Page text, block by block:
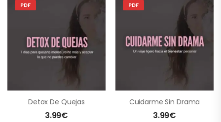
PDF
Detox De Quejas
3.99€
PDF
Cuidarme Sin Drama
3.99€